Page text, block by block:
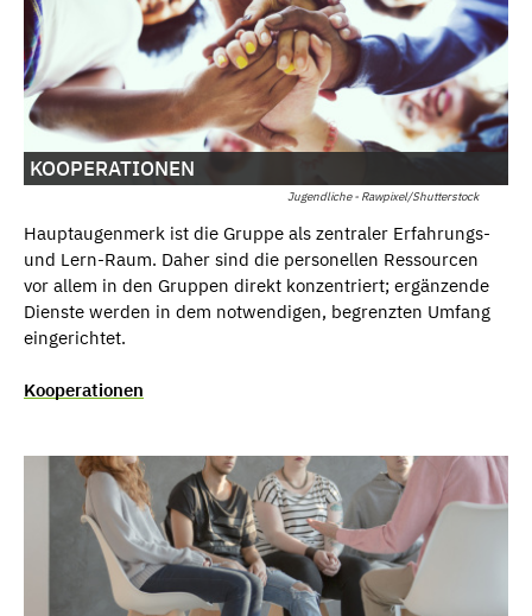
Jugendliche - Rawpixel/Shutterstock
KOOPERATIONEN
Hauptaugenmerk ist die Gruppe als zentraler Erfahrungs-
und Lern-Raum. Daher sind die personellen Ressourcen
vor allem in den Gruppen direkt konzentriert; ergänzende
Dienste werden in dem notwendigen, begrenzten Umfang
eingerichtet.
Kooperationen